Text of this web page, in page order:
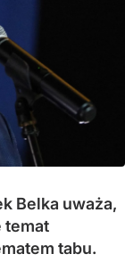
Belka uważa,
temat
tabu.